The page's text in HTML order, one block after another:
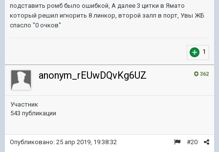
подставить ромб было ошибкой, А далее 3 цитки в Ямато
который решил игнорить 8 линкор, второй залп в порт, Увы ЖБ
спасло "0 очков"
1
362
anonym_rEUwDQvKg6UZ
Участник
543 публикации
#20
Опубликовано: 25 апр 2019, 19:38:32